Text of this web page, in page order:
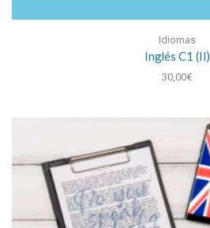
Idiomas
Inglés C1 (II)
30,00€